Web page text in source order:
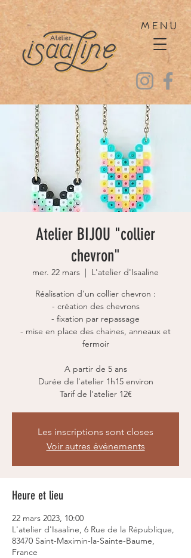
MENU
Atelier BIJOU "collier
chevron"
mer. 22 mars
  |
L'atelier d'Isaaline
Réalisation d'un collier chevron :
- création des chevrons
- fixation par repassage
- mise en place des chaines, anneaux et
fermoir
A partir de 5 ans
Durée de l'atelier 1h15 environ
Tarif de l'atelier 12€
Les inscriptions sont closes
Voir autres événements
Heure et lieu
22 mars 2023, 10:00
L'atelier d'Isaaline, 6 Rue de la République,
83470 Saint-Maximin-la-Sainte-Baume,
France